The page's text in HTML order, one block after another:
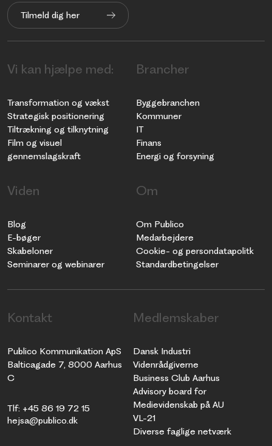
Tilmeld dig her
Vi kan hjælpe med:
Transformation og vækst
Strategisk positionering
Tiltrækning og tilknytning
Film og visuel
gennemslagskraft
Brancher
Byggebranchen
Kommuner
IT
Finans
Energi og forsyning
Viden
Blog
E-bøger
Skabeloner
Seminarer og webinarer
Om
Om Publico
Medarbejdere
Cookie- og persondatapolitk
Standardbetingelser
Kontakt
Publico Kommunikation ApS
Balticagade 7, 8000 Aarhus
C
Tlf: +45 86 19 72 15
hejsa@publico.dk
Medlemskaber
Dansk Industri
Videnrådgiverne
Business Club Aarhus
Advisory board for
Medievidenskab på AU
VL-21
Diverse faglige netværk